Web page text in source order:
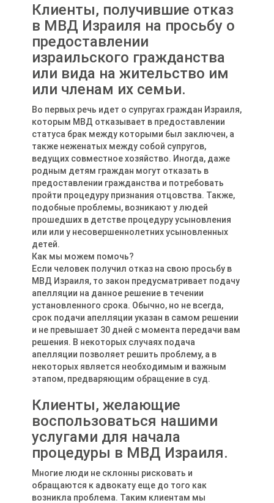
Клиенты, получившие отказ
в МВД Израиля на просьбу о
предоставлении
израильского гражданства
или вида на жительство им
или членам их семьи.
Во первых речь идет о супругах граждан Израиля,
которым МВД отказывает в предоставлении
статуса брак между которыми был заключен, а
также неженатых между собой супругов,
ведущих совместное хозяйство. Иногда, даже
родным детям граждан могут отказать в
предоставлении гражданства и потребовать
пройти процедуру признания отцовства. Также,
подобные проблемы, возникают у людей
прошедших в детстве процедуру усыновления
или или у несовершеннолетних усыновленных
детей.
Как мы можем помочь?
Если человек получил отказ на свою просьбу в
МВД Израиля, то закон предусматривает подачу
апелляции на данное решение в течении
установленного срока. Обычно, но не всегда,
срок подачи апелляции указан в самом решении
и не превышает 30 дней с момента передачи вам
решения. В некоторых случаях подача
апелляции позволяет решить проблему, а в
некоторых является необходимым и важным
этапом, предваряющим обращение в суд.
Клиенты, желающие
воспользоваться нашими
услугами для начала
процедуры в МВД Израиля.
Многие люди не склонны рисковать и
обращаются к адвокату еще до того как
возникла проблема. Таким клиентам мы